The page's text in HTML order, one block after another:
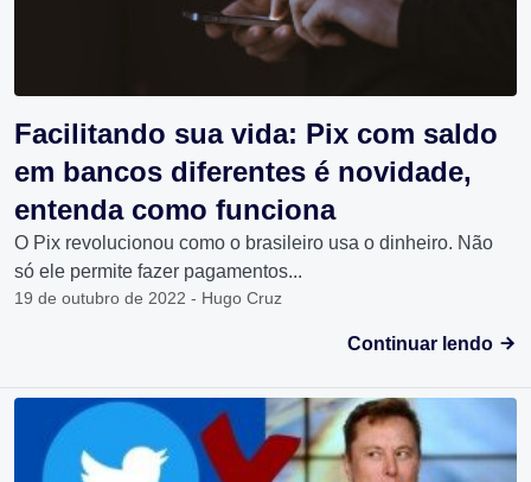
Facilitando sua vida: Pix com saldo
em bancos diferentes é novidade,
entenda como funciona
O Pix revolucionou como o brasileiro usa o dinheiro. Não
só ele permite fazer pagamentos...
19 de outubro de 2022 - Hugo Cruz
Continuar lendo